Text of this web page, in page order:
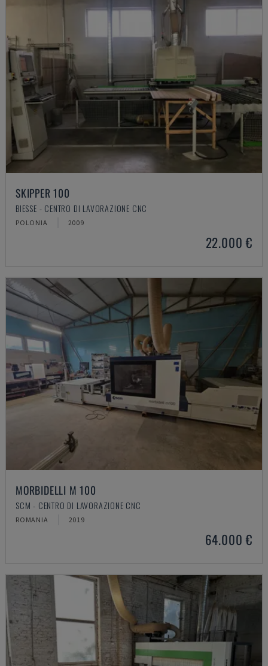
SKIPPER 100
BIESSE - CENTRO DI LAVORAZIONE CNC
POLONIA 2009
22.000 €
MORBIDELLI M 100
SCM - CENTRO DI LAVORAZIONE CNC
ROMANIA 2019
64.000 €